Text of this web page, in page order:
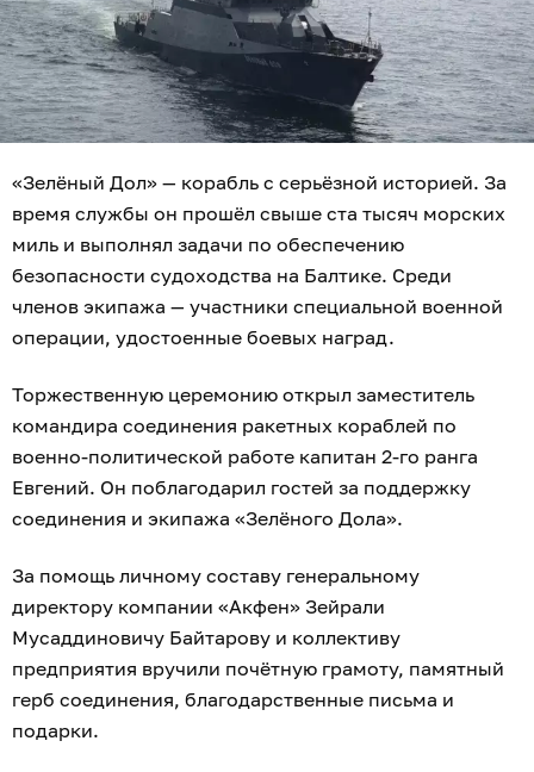
«Зелёный Дол» — корабль с серьёзной историей. За
время службы он прошёл свыше ста тысяч морских
миль и выполнял задачи по обеспечению
безопасности судоходства на Балтике. Среди
членов экипажа — участники специальной военной
операции, удостоенные боевых наград.
Торжественную церемонию открыл заместитель
командира соединения ракетных кораблей по
военно-политической работе капитан 2-го ранга
Евгений. Он поблагодарил гостей за поддержку
соединения и экипажа «Зелёного Дола».
За помощь личному составу генеральному
директору компании «Акфен» Зейрали
Мусаддиновичу Байтарову и коллективу
предприятия вручили почётную грамоту, памятный
герб соединения, благодарственные письма и
подарки.